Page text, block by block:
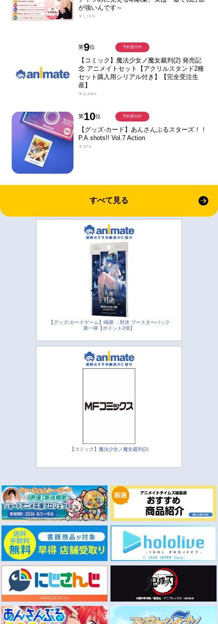
が強いんです～
￥1,100
第9位
【コミック】魔法少女ノ魔女裁判(2) 発売記
念 アニメイトセット【アクリルスタンド2種
セット購入用シリアル付き】【完全受注生
産】
￥2,684
予約受付中
第10位
【グッズ-カード】あんさんぶるスターズ！！
P.A.shots!! Vol.7 Action
￥275
予約受付中
すべて見る
【グッズ-カードゲーム】鳴潮 ：対決 ブースターパック
第一弾【ポイント2倍】
【コミック】魔法少女ノ魔女裁判(2)